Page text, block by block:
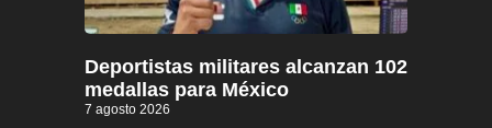
Deportistas militares alcanzan 102
medallas para México
7 agosto 2026